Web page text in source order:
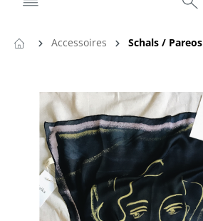
Accessoires Schals / Pareos